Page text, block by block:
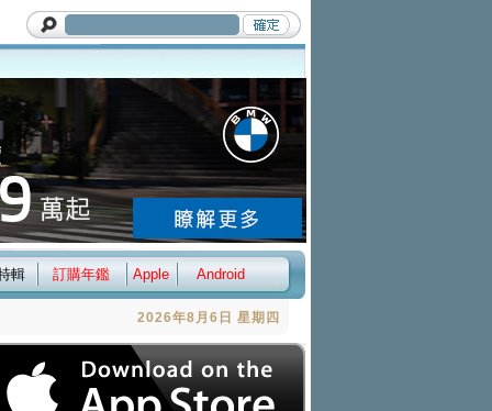
輯 訂購年鑑 Apple Android
2026年8月6日 星期四